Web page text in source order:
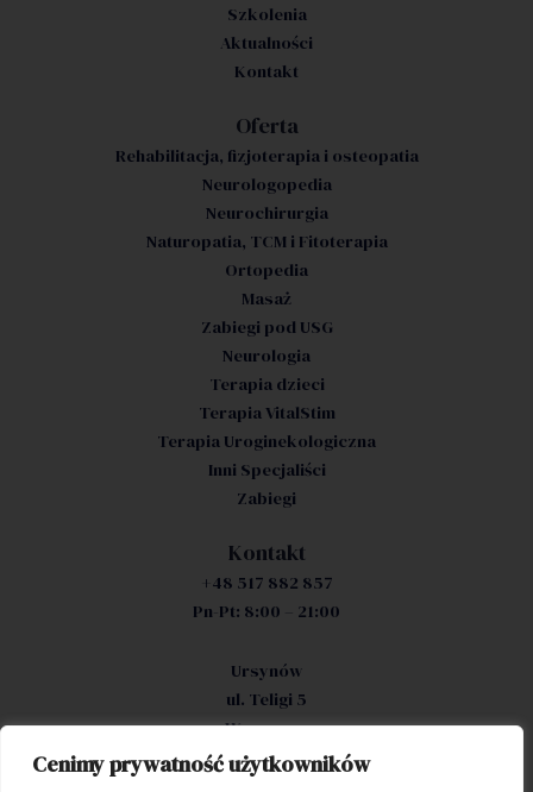
Cenimy prywatność użytkowników
Szkolenia
Aktualności
Kontakt
Oferta
Rehabilitacja, fizjoterapia i osteopatia
Neurologopedia
Neurochirurgia
Naturopatia, TCM i Fitoterapia
Ortopedia
Masaż
Zabiegi pod USG
Neurologia
Terapia dzieci
Terapia VitalStim
Terapia Uroginekologiczna
Inni Specjaliści
Zabiegi
Kontakt
+48 517 882 857
Pn-Pt: 8:00 – 21:00
Ursynów
ul. Teligi 5
Warszawa